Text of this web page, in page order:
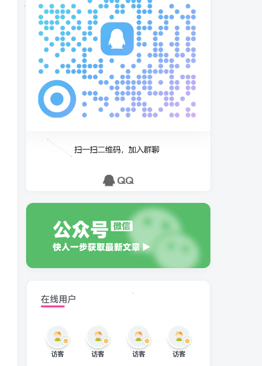
在线用户
访客 访客 访客 访客